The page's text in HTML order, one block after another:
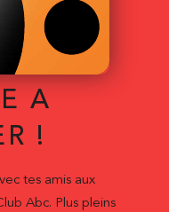
A
!
tes amis aux
Abc. Plus pleins